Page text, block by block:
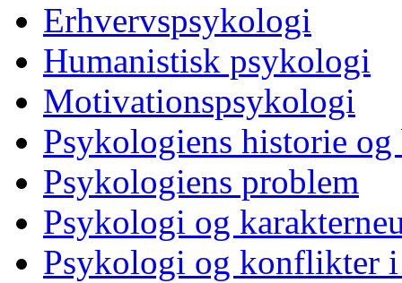
Erhvervspsykologi
Humanistisk psykologi
Motivationspsykologi
Psykologiens historie og
Psykologiens problem
Psykologi og
Psykologi og konflikter